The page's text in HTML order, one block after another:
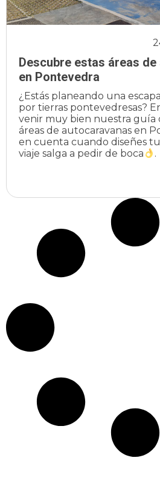
Descubre estas áreas
en Pontevedra
¿Estás planeando una
por tierras pontevedresas?
venir muy bien nuestra guía
áreas de autocaravanas en
en cuenta cuando diseñes
viaje salga a pedir de boca
.